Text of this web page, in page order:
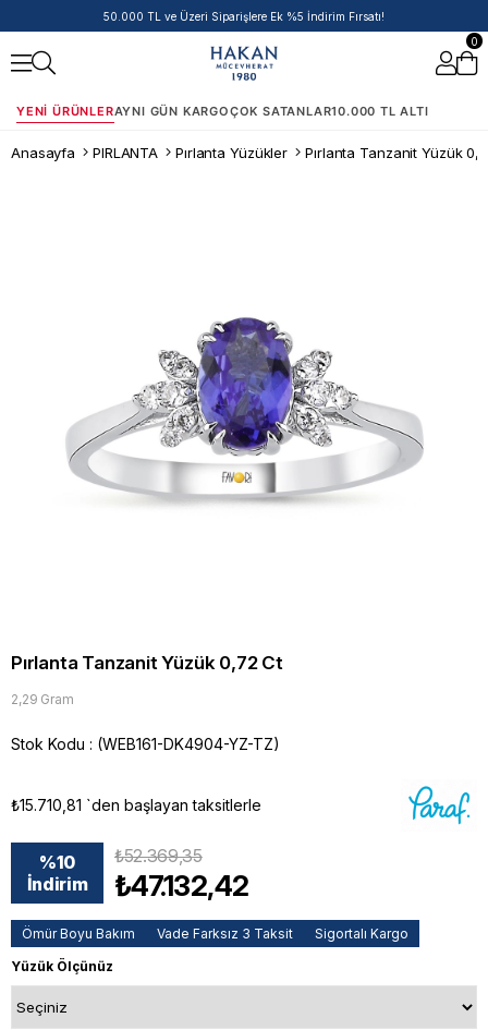
50.000 TL ve Üzeri Siparişlere Ek %5 İndirim Fırsatı!
0
YENI ÜRÜNLERAYNI GÜN KARGOÇOK SATANLAR10.000 TL ALTI
Anasayfa PIRLANTA Pırlanta Yüzükler Pırlanta Tanzanit Yüzük
Pırlanta Tanzanit Yüzük 0,72 Ct
2,29 Gram
Stok Kodu (WEB161-DK4904-YZ-TZ)
₺15.710,81 `den başlayan taksitlerle
%10
İndirim
₺52.369,35
₺47.132,42
Ömür Boyu Bakım Vade Farksız 3 Taksit
Sigortalı Kargo
Yüzük Ölçünüz